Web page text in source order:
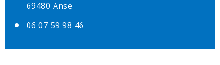
69480 Anse
06 07 59 98 46